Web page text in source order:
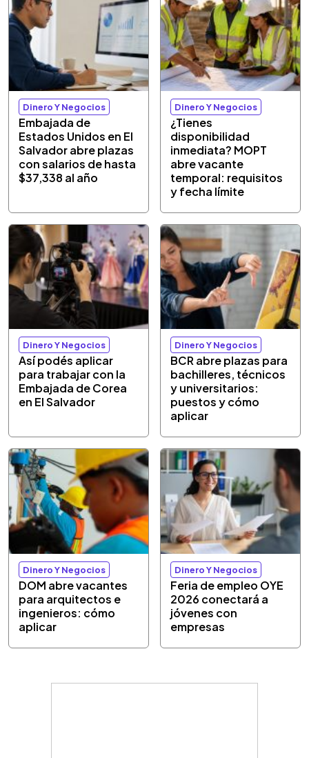
Dinero Y Negocios
Embajada de
Estados Unidos en El
Salvador abre plazas
con salarios de hasta
$37,338 al año
Dinero Y Negocios
¿Tienes
disponibilidad
inmediata? MOPT
abre vacante
temporal: requisitos
y fecha límite
Dinero Y Negocios
Así podés aplicar
para trabajar con la
Embajada de Corea
en El Salvador
Dinero Y Negocios
BCR abre plazas para
bachilleres, técnicos
y universitarios:
puestos y cómo
aplicar
Dinero Y Negocios
DOM abre vacantes
para arquitectos e
ingenieros: cómo
aplicar
Dinero Y Negocios
Feria de empleo OYE
2026 conectará a
jóvenes con
empresas